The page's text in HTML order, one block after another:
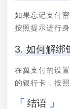
如果忘记支付
按照提示进行
3. 如何解绑
在翼支付的设
的银行卡，按
结语